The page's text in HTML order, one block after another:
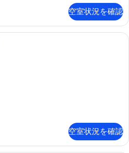
空室状況を確認
空室状況を確認